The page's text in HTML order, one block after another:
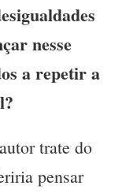
nesse
a repetir a
trate do
pensar